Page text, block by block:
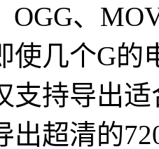
OGG、
使几个G的
支持导出
出超清的